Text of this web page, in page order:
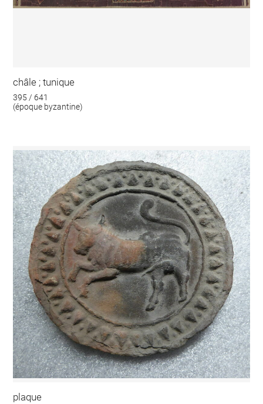
châle ; tunique
395 / 641
(époque byzantine)
plaque